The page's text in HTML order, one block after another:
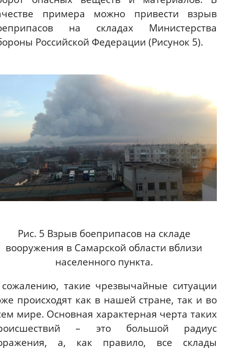
примера можно привести взрыв
на складах Министерства
Российской Федерации (Рисунок 5).
Рис. 5 Взрыв боеприпасов на складе
вооружения в Самарской области вблизи
населенного пункта.
такие чрезвычайные ситуации
происходят как в нашей стране, так и во
мире. Основная характерная черта таких
– это большой радиус
а, как правило, все склады